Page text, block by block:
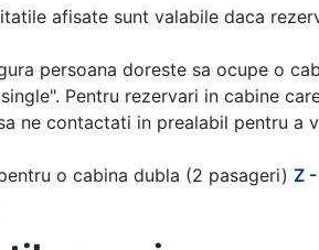
afisate sunt valabile daca
persoana doreste sa ocupe o
Pentru rezervari in cabine
ne contactati in prealabil pentru a
o cabina dubla (2 pasageri) Z